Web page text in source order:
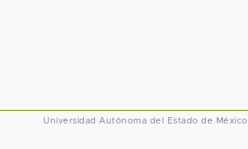
Universidad Autónoma del Estado de México